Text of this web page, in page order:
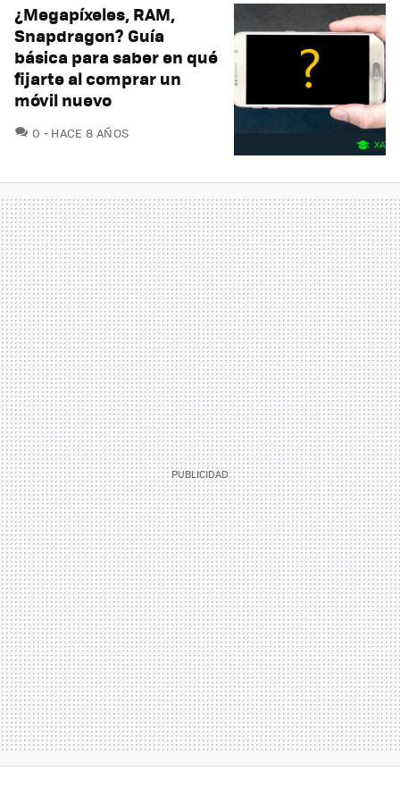
¿Megapíxeles, RAM,
Snapdragon? Guía
básica para saber en qué
fijarte al comprar un
móvil nuevo
0 COMENTARIOS
HACE 8 AÑOS